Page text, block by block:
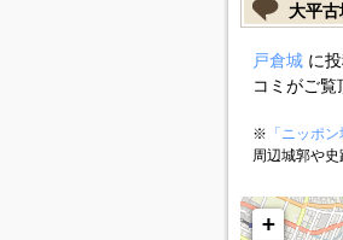
大平
戸倉城に投
コミがご覧
※ 「ニッポ
周辺城郭や史
+